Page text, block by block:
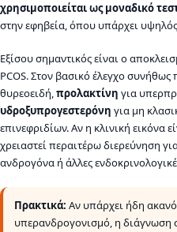
χρησιμοποιείται ως μοναδικό
στην εφηβεία, όπου υπάρχει
Εξίσου σημαντικός είναι ο
PCOS. Στον βασικό έλεγχο συνήθως
θυρεοειδή,προλακτίνη για
υδροξυπρογεστερόνη για μη
επινεφριδίων. Αν η κλινική εικόνα
χρειαστεί περαιτέρω διερεύνηση
ανδρογόνα ή άλλες
Πρακτικά: Αν υπάρχει ήδη
υπερανδρογονισμό, η διάγνωση